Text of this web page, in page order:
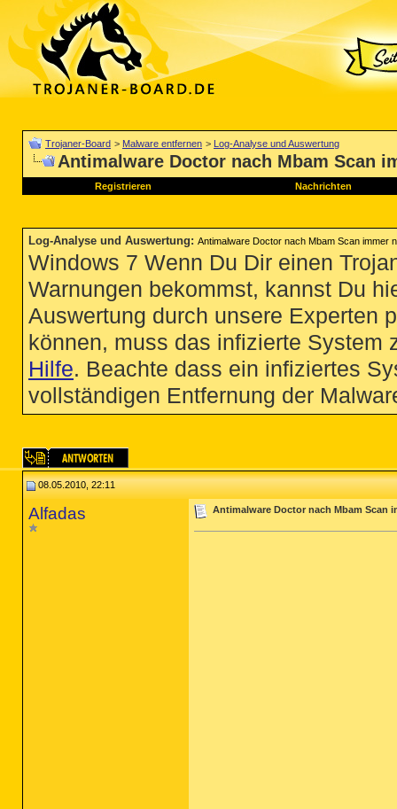
Trojaner-Board > Malware entfernen > Log-Analyse und Auswertung
Antimalware Doctor nach Mbam Scan
Registrieren Nachrichten
Log-Analyse und Auswertung: Antimalware Doctor nach Mbam Scan immer
Windows 7 Wenn Du Dir einen
Warnungen bekommst, kannst Du
Auswertung durch unsere Experten
können, muss das infizierte System
Hilfe. Beachte dass ein infiziertes
vollständigen Entfernung der
08.05.2010, 22:11
Alfadas Antimalware Doctor nach Mbam Scan